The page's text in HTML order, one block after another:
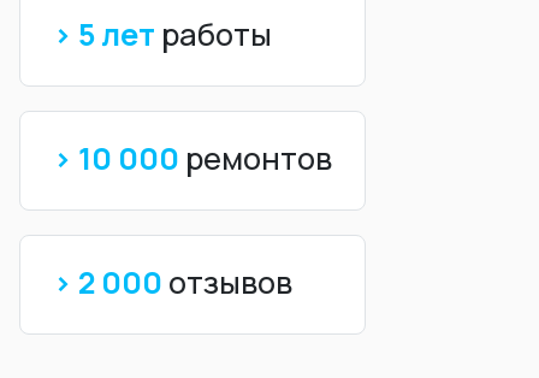
> 5 лет работы
> 10 000 ремонтов
> 2 000 отзывов